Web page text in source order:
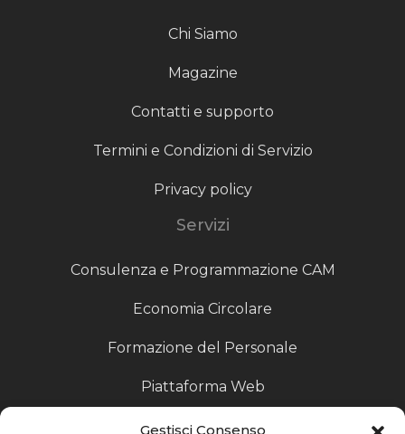
Gestisci Consenso
Chi Siamo
Magazine
Contatti e supporto
Termini e Condizioni di Servizio
Privacy policy
Servizi
Consulenza e Programmazione CAM
Economia Circolare
Formazione del Personale
Piattaforma Web
Scouting fornitori